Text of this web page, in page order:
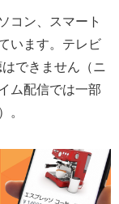
コン、スマート
います。テレビ
できません（ニ
ム配信では一部
。